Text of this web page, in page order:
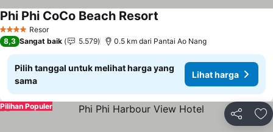
4 BintangResor
Phi Phi CoCo Beach Resort
8,3 Sangat baik 5.579 0.5 km dari Pantai Ao Nang
Pilih tanggal untuk melihat harga yang
sama
Lihat harga
Bagikan
Pilihan Populer